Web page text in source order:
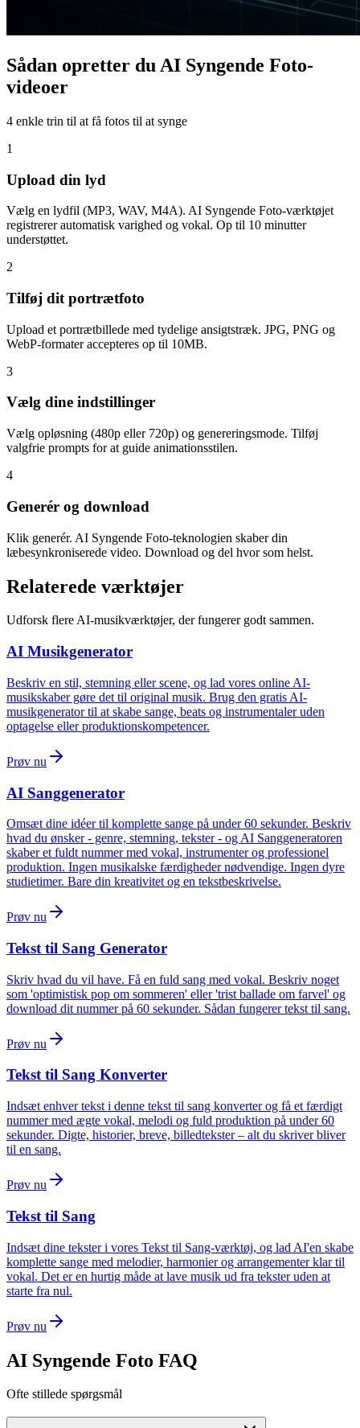
Sådan opretter du AI Syngende Foto-
videoer
4 enkle trin til at få fotos til at synge
1
Upload din lyd
Vælg en lydfil (MP3, WAV, M4A). AI Syngende Foto-værktøjet
registrerer automatisk varighed og vokal. Op til 10 minutter
understøttet.
2
Tilføj dit portrætfoto
Upload et portrætbillede med tydelige ansigtstræk. JPG, PNG og
WebP-formater accepteres op til 10MB.
3
Vælg dine indstillinger
Vælg opløsning (480p eller 720p) og genereringsmode. Tilføj
valgfrie prompts for at guide animationsstilen.
4
Generér og download
Klik generér. AI Syngende Foto-teknologien skaber din
læbesynkroniserede video. Download og del hvor som helst.
Relaterede værktøjer
Udforsk flere AI-musikværktøjer, der fungerer godt sammen.
AI Musikgenerator
Beskriv en stil, stemning eller scene, og lad vores online AI-
musikskaber gøre det til original musik. Brug den gratis AI-
musikgenerator til at skabe sange, beats og instrumentaler uden
optagelse eller produktionskompetencer.
Prøv nu
AI Sanggenerator
Omsæt dine idéer til komplette sange på under 60 sekunder. Beskriv
hvad du ønsker - genre, stemning, tekster - og AI Sanggeneratoren
skaber et fuldt nummer med vokal, instrumenter og professionel
produktion. Ingen musikalske færdigheder nødvendige. Ingen dyre
studietimer. Bare din kreativitet og en tekstbeskrivelse.
Prøv nu
Tekst til Sang Generator
Skriv hvad du vil have. Få en fuld sang med vokal. Beskriv noget
som 'optimistisk pop om sommeren' eller 'trist ballade om farvel' og
download dit nummer på 60 sekunder. Sådan fungerer tekst til sang.
Prøv nu
Tekst til Sang Konverter
Indsæt enhver tekst i denne tekst til sang konverter og få et færdigt
nummer med ægte vokal, melodi og fuld produktion på under 60
sekunder. Digte, historier, breve, billedtekster – alt du skriver bliver
til en sang.
Prøv nu
Tekst til Sang
Indsæt dine tekster i vores Tekst til Sang-værktøj, og lad AI'en skabe
komplette sange med melodier, harmonier og arrangementer klar til
vokal. Det er en hurtig måde at lave musik ud fra tekster uden at
starte fra nul.
Prøv nu
AI Syngende Foto FAQ
Ofte stillede spørgsmål